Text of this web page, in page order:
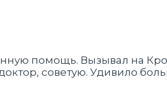
помощь. Вызывал на
советую. Удивило